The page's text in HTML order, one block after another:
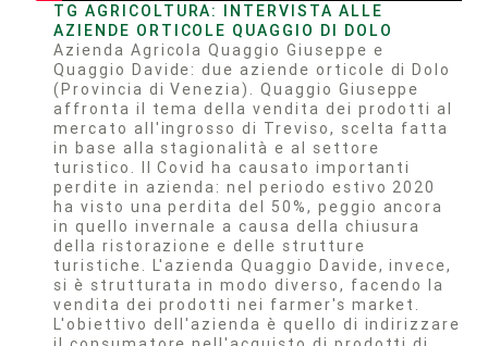
TG AGRICOLTURA: INTERVISTA ALLE
AZIENDE ORTICOLE QUAGGIO DI DOLO
Azienda Agricola Quaggio Giuseppe e
Quaggio Davide: due aziende orticole di Dolo
(Provincia di Venezia). Quaggio Giuseppe
affronta il tema della vendita dei prodotti al
mercato all'ingrosso di Treviso, scelta fatta
in base alla stagionalità e al settore
turistico. Il Covid ha causato importanti
perdite in azienda: nel periodo estivo 2020
ha visto una perdita del 50%, peggio ancora
in quello invernale a causa della chiusura
della ristorazione e delle strutture
turistiche. L'azienda Quaggio Davide, invece,
si è strutturata in modo diverso, facendo la
vendita dei prodotti nei farmer's market.
L'obiettivo dell'azienda è quello di indirizzare